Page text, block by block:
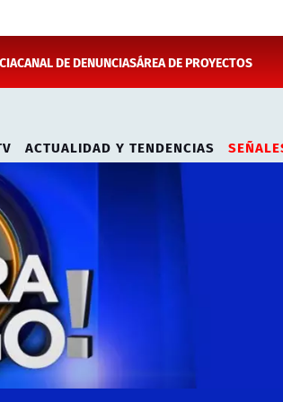
CANAL DE DENUNCIASÁREA DE PROYECTOS
ACTUALIDAD Y TENDENCIAS